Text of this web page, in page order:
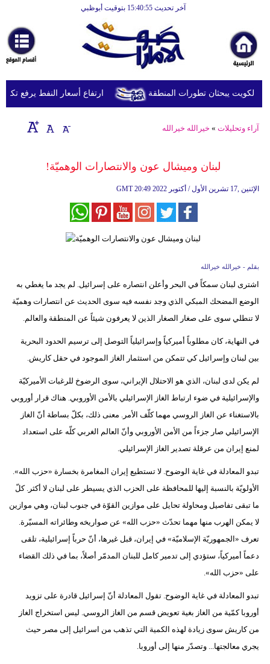
آخر تحديث 15:40:55 بتوقيت أبوظبي
ارتفاع أسعار النفط يرفع تكلفة تعبئة يبحثان تطورات المنطقة
آراء وتحليلات » خيرالله خيرالله
لبنان وميشال عون والانتصارات الوهميّة!
GMT 20:49 2022 الإثنين ,17 تشرين الأول / أكتوبر
بقلم - خيرالله خيرالله
اشترى لبنان سمكاً في البحر وأعلن انتصاره على إسرائيل. لم يجد ما يغطي به
الوضع المضحك المبكي الذي وجد نفسه فيه سوى الحديث عن انتصارات وهميّة
لا تنطلي سوى على صغار الصغار الذين لا يعرفون شيئاً عن المنطقة والعالم.
في النهاية، كان مطلوباً أميركياً وإسرائيلياً التوصل إلى ترسيم الحدود البحرية
بين لبنان وإسرائيل كي تتمكن من استثمار الغاز الموجود في حقل كاريش.
لم يكن لدى لبنان، الذي هو الاحتلال الإيراني، سوى الرضوخ للرغبات الأميركيّة
والإسرائيلية في ضوء ارتباط الغاز الإسرائيلي بالأمن الأوروبي. هناك قرار أوروبي
بالاستغناء عن الغاز الروسي مهما كلّف الأمر. معنى ذلك، بكلّ بساطة أنّ الغاز
الإسرائيلي صار جزءاً من الأمن الأوروبي وأنّ العالم الغربي كلّه على استعداد
لمنع إيران من عرقلة تصدير الغاز الإسرائيلي.
تبدو المعادلة في غاية الوضوح. لا تستطيع إيران المغامرة بخسارة «حزب الله».
الأولويّة بالنسبة إليها للمحافظة على الحزب الذي يسيطر على لبنان لا أكثر. كلّ
ما تبقى تفاصيل ومحاولة تحايل على موازين القوّة في جنوب لبنان، وهي موازين
لا يمكن الهرب منها مهما تحدّث «حزب الله» عن صواريخه وطائراته المسيّرة.
تعرف «الجمهوريّة الإسلاميّة» في إيران، قبل غيرها، أنّ حرباً إسرائيلية، تلقى
دعماً أميركياً، ستؤدي إلى تدمير كامل للبنان المدمّر أصلاً، بما في ذلك القضاء
على «حزب الله».
تبدو المعادلة في غاية الوضوح. تقول المعادلة أنّ إسرائيل قادرة على تزويد
أوروبا كمّية من الغاز بغية تعويض قسم من الغاز الروسي. ليس استخراج الغاز
من كاريش سوى زيادة لهذه الكمية التي تذهب من اسرائيل إلى مصر حيث
يجري معالجتها... وتصدّر منها إلى أوروبا.